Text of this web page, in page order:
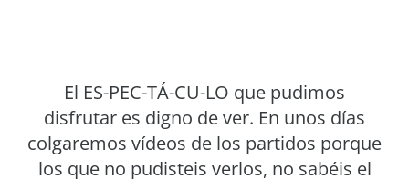
El ES-PEC-TÁ-CU-LO que pudimos
disfrutar es digno de ver. En unos días
colgaremos vídeos de los partidos porque
los que no pudisteis verlos, no sabéis el